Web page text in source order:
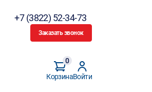
+7 (3822) 52-34-73
Заказать звонок
Корзина
0
Войти